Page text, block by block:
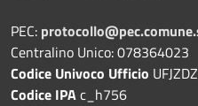
PEC:
Centralino Unico: 078364023
Codice Univoco Ufficio UFJZDZ
Codice IPAc_h756